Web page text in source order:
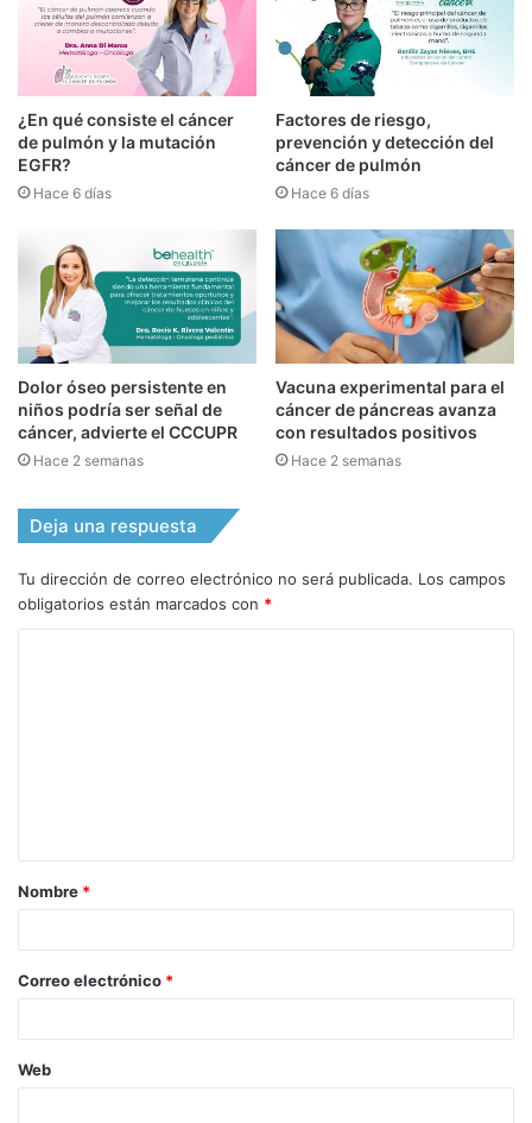
¿En qué consiste el cáncer
de pulmón y la mutación
EGFR?
Hace 6 días
Factores de riesgo,
prevención y detección del
cáncer de pulmón
Hace 6 días
Dolor óseo persistente en
niños podría ser señal de
cáncer, advierte el CCCUPR
Hace 2 semanas
Vacuna experimental para el
cáncer de páncreas avanza
con resultados positivos
Hace 2 semanas
Deja una respuesta
Tu dirección de correo electrónico no será publicada. Los campos
obligatorios están marcados con *
a
r
*
Nombre *
Correo electrónico *
Web